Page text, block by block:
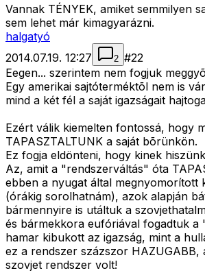
Vannak TÉNYEK, amiket semmilyen
sem lehet már kimagyarázni.
halgatyó
2014.07.19. 12:27
2 #22
Eegen... szerintem nem fogjuk
Egy amerikai sajtóterméktõl nem is
mind a két fél a saját igazságait
Ezért válik kiemelten fontossá, hogy
TAPASZTALTUNK a saját bõrünkön.
Ez fogja eldönteni, hogy kinek
Az, amit a "rendszerváltás" óta
ebben a nyugat által megnyomorított
(órákig sorolhatnám), azok alapján
bármennyire is utáltuk a
és bármekkora eufóriával fogadtuk a
hamar kibukott az igazság, mint a
ez a rendszer százszor HAZUGABB,
szovjet rendszer volt!